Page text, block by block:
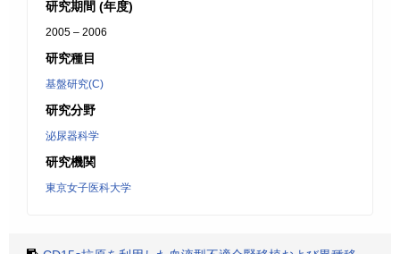
研究期間 (年度)
2005 – 2006
研究種目
基盤研究(C)
研究分野
泌尿器科学
研究機関
東京女子医科大学